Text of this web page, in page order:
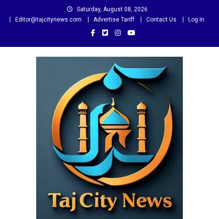
Saturday, August 08, 2026
Editor@tajcitynews.com
Advertise Tariff Contact Us Log In